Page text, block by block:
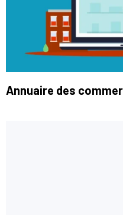
Annuaire des